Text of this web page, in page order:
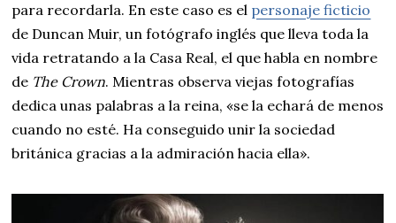
para recordarla. En este caso es el personaje ficticio
de Duncan Muir, un fotógrafo inglés que lleva toda la
vida retratando a la Casa Real, el que habla en nombre
de The Crown. Mientras observa viejas fotografías
dedica unas palabras a la reina, «se la echará de menos
cuando no esté. Ha conseguido unir la sociedad
británica gracias a la admiración hacia ella».